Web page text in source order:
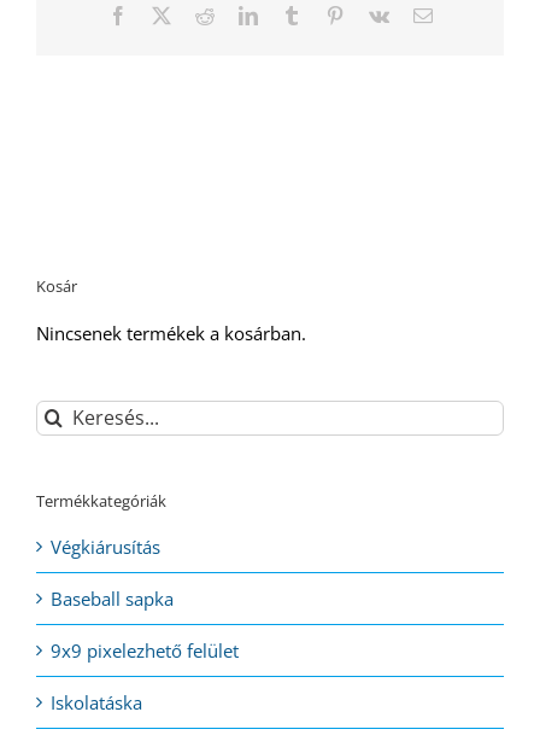
Facebook
TwitterRedditLinkedInTumblr Pinterest
Vk Email:
Kosár
Nincsenek termékek a kosárban.
Keresés...
Termékkategóriák
Végkiárusítás
Baseball sapka
9x9 pixelezhető felület
Iskolatáska